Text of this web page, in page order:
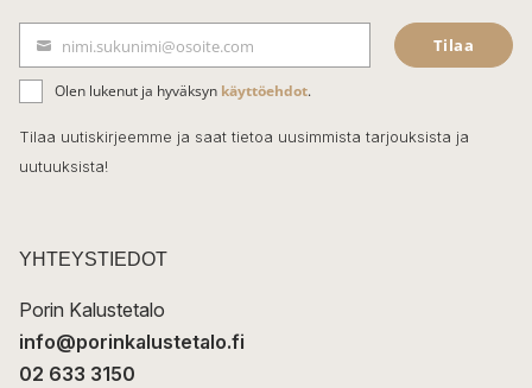
e
b
o
o
k
ä
h
k
t
nimi.sukunimi@osoite.com Tilaa
Olen lukenut ja hyväksyn käyttöehdot.
Tilaa uutiskirjeemme ja saat tietoa uusimmista tarjouksista ja
uutuuksista!
YHTEYSTIEDOT
Porin Kalustetalo
info@porinkalustetalo.fi
02 633 3150